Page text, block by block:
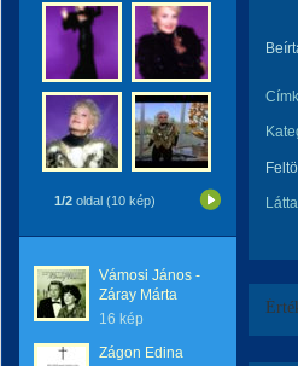
1/2 oldal (10 kép)
Vámosi János -
Záray Márta
16 kép
Zágon Edina